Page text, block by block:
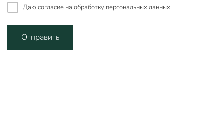
Даю согласие на обработку персональных данных
Отправить